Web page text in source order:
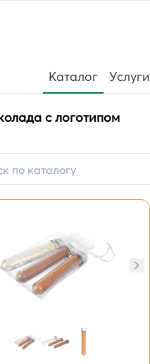
Каталог Услуги
с логотипом